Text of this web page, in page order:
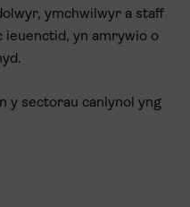
ymchwilwyr a staff
ieuenctid, yn amrywio o
y sectorau canlynol yng